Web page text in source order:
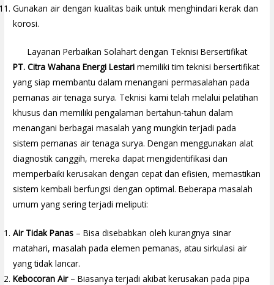
Gunakan air dengan kualitas baik untuk menghindari kerak dan
korosi.
Layanan Perbaikan Solahart dengan Teknisi Bersertifikat
PT. Citra Wahana Energi Lestari memiliki tim teknisi bersertifikat
yang siap membantu dalam menangani permasalahan pada
pemanas air tenaga surya. Teknisi kami telah melalui pelatihan
khusus dan memiliki pengalaman bertahun-tahun dalam
menangani berbagai masalah yang mungkin terjadi pada
sistem pemanas air tenaga surya. Dengan menggunakan alat
diagnostik canggih, mereka dapat mengidentifikasi dan
memperbaiki kerusakan dengan cepat dan efisien, memastikan
sistem kembali berfungsi dengan optimal. Beberapa masalah
umum yang sering terjadi meliputi:
Air Tidak Panas – Bisa disebabkan oleh kurangnya sinar
matahari, masalah pada elemen pemanas, atau sirkulasi air
yang tidak lancar.
Kebocoran Air– Biasanya terjadi akibat kerusakan pada pipa